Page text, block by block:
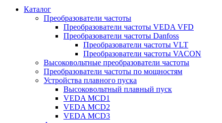
Каталог
Преобразователи частоты
Преобразователи частоты VEDA VFD
Преобразователи частоты Danfoss
Преобразователи частоты VLT
Преобразователи частоты VACON
Высоковольтные преобразователи частоты
Преобразователи частоты по мощностям
Устройства плавного пуска
Высоковольтный плавный пуск
VEDA MCD1
VEDA MCD2
VEDA MCD3